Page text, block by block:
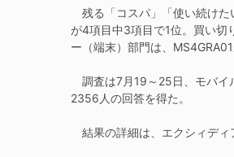
残る「コスパ」「使い続けた
が4項目中3項目で1位。買い切
ー（端末）部門は、
調査は7月19～25日、モバイ
2356人の回答を得た。
結果の詳細は、エクシィディ